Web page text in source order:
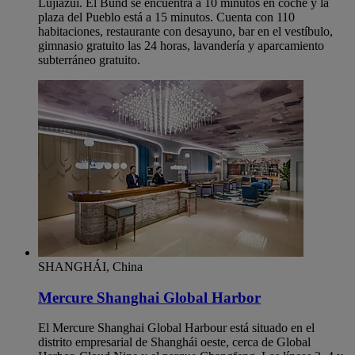
plaza del Pueblo está a 15 minutos. Cuenta con 110
habitaciones, restaurante con desayuno, bar en el vestíbulo,
gimnasio gratuito las 24 horas, lavandería y aparcamiento
subterráneo gratuito.
SHANGHÁI, China
Mercure Shanghai Global Harbor
El Mercure Shanghai Global Harbour está situado en el
distrito empresarial de Shanghái oeste, cerca de Global